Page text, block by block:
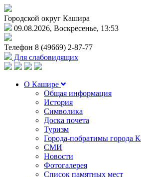
Городской округ Кашира
09.08.2026, Воскресенье, 13:53
Телефон 8 (49669) 2-87-77
Для слабовидящих
О Кашире
Общая информация
История
Символика
Доска почета
Туризм
Города-побратимы города
СМИ
Новости
Фотогалерея
Список памятных мест